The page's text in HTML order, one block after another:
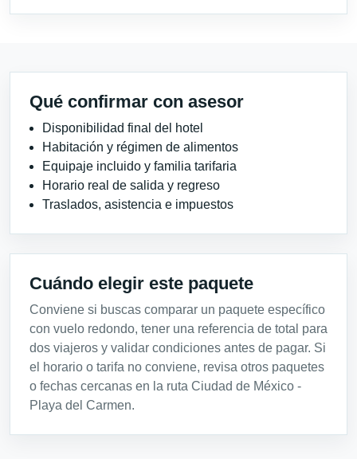
Qué confirmar con asesor
Disponibilidad final del hotel
Habitación y régimen de alimentos
Equipaje incluido y familia tarifaria
Horario real de salida y regreso
Traslados, asistencia e impuestos
Cuándo elegir este paquete
Conviene si buscas comparar un paquete específico
con vuelo redondo, tener una referencia de total para
dos viajeros y validar condiciones antes de pagar. Si
el horario o tarifa no conviene, revisa otros paquetes
o fechas cercanas en la ruta Ciudad de México -
Playa del Carmen.